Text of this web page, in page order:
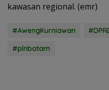
kawasan regional. (emr)
#AwengKurniawan
#plnbatam